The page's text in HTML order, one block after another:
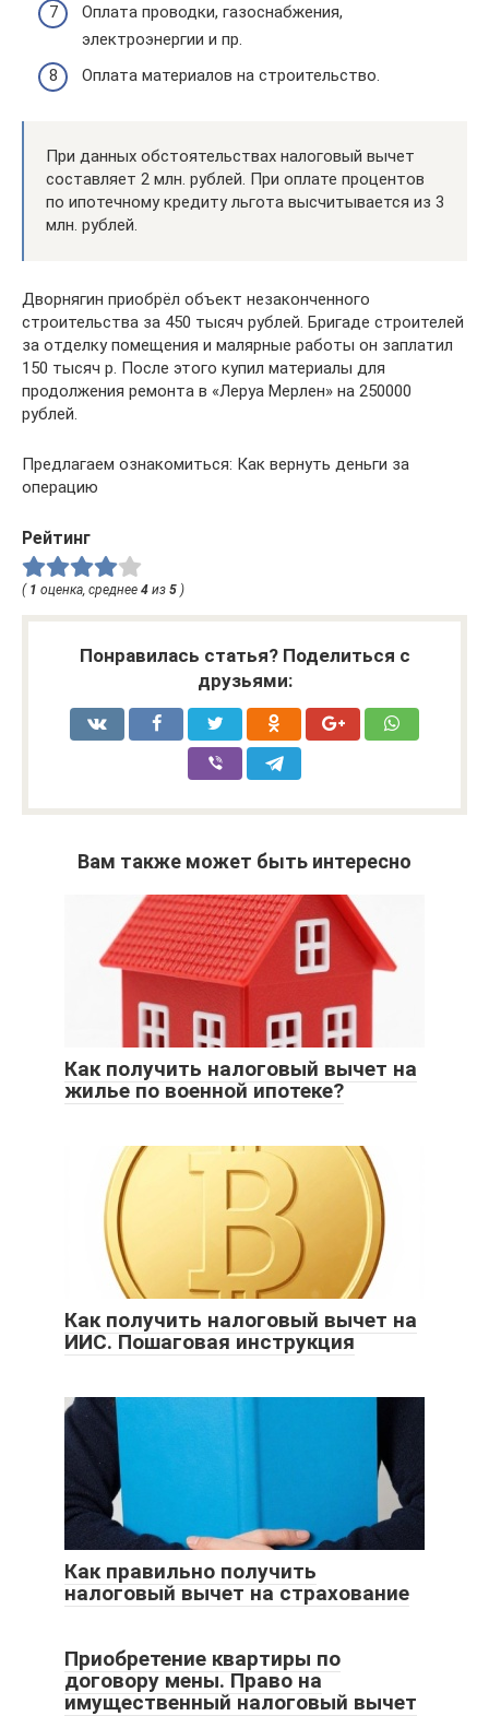
Оплата проводки, газоснабжения,
электроэнергии и пр.
Оплата материалов на строительство.
При данных обстоятельствах налоговый вычет
составляет 2 млн. рублей. При оплате процентов
по ипотечному кредиту льгота высчитывается из 3
млн. рублей.
Дворнягин приобрёл объект незаконченного
строительства за 450 тысяч рублей. Бригаде строителей
за отделку помещения и малярные работы он заплатил
150 тысяч р. После этого купил материалы для
продолжения ремонта в «Леруа Мерлен» на 250000
рублей.
Предлагаем ознакомиться: Как вернуть деньги за
операцию
Рейтинг
( 1 оценка, среднее 4 из 5 )
Понравилась статья? Поделиться с
друзьями:
Вам также может быть интересно
Как получить налоговый вычет на
жилье по военной ипотеке?
Как получить налоговый вычет на
ИИС. Пошаговая инструкция
Как правильно получить
налоговый вычет на страхование
Приобретение квартиры по
договору мены. Право на
имущественный налоговый вычет